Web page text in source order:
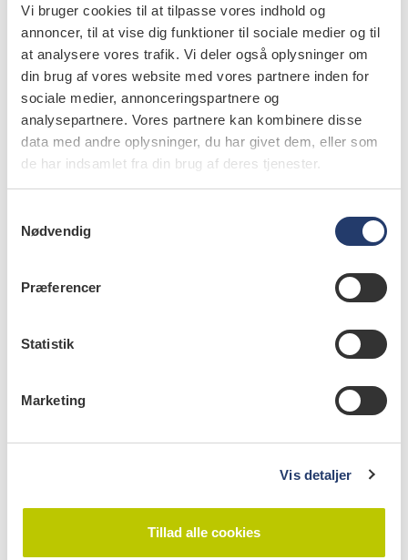
Vi bruger cookies til at tilpasse vores indhold og
annoncer, til at vise dig funktioner til sociale medier og til
at analysere vores trafik. Vi deler også oplysninger om
din brug af vores website med vores partnere inden for
sociale medier, annonceringspartnere og
analysepartnere. Vores partnere kan kombinere disse
data med andre oplysninger, du har givet dem, eller som
de har indsamlet fra din brug af deres tjenester.
Nødvendig
Præferencer
Statistik
Marketing
Vis detaljer
Tillad alle cookies
vitamintilskud afhænger bl.a. af medicinske
tilstande, livstilsfaktorer, etnicitet mm.
Et overdrevent indtag af D-vitamin kan medføre
alvorlige forgiftningstilstande og
udviklingsforstyrrelser hos småbørn. Det anbefales
derfor, at man følger Sundhedsstyrelsens officielle